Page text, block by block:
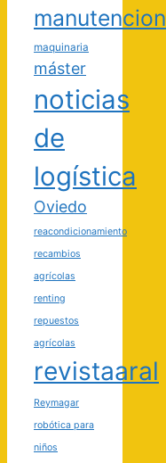
manutencion
maquinaria
máster
noticias
de
logística
Oviedo
reacondicionamiento
recambios
agrícolas
renting
repuestos
agrícolas
revistaaral
Reymagar
robótica para
niños